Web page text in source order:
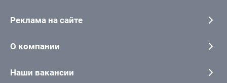
Реклама на сайте
О компании
Наши вакансии